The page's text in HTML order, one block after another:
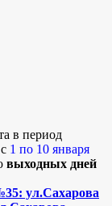
в период
1 по 10 января
выходных дней
ул.Сахарова